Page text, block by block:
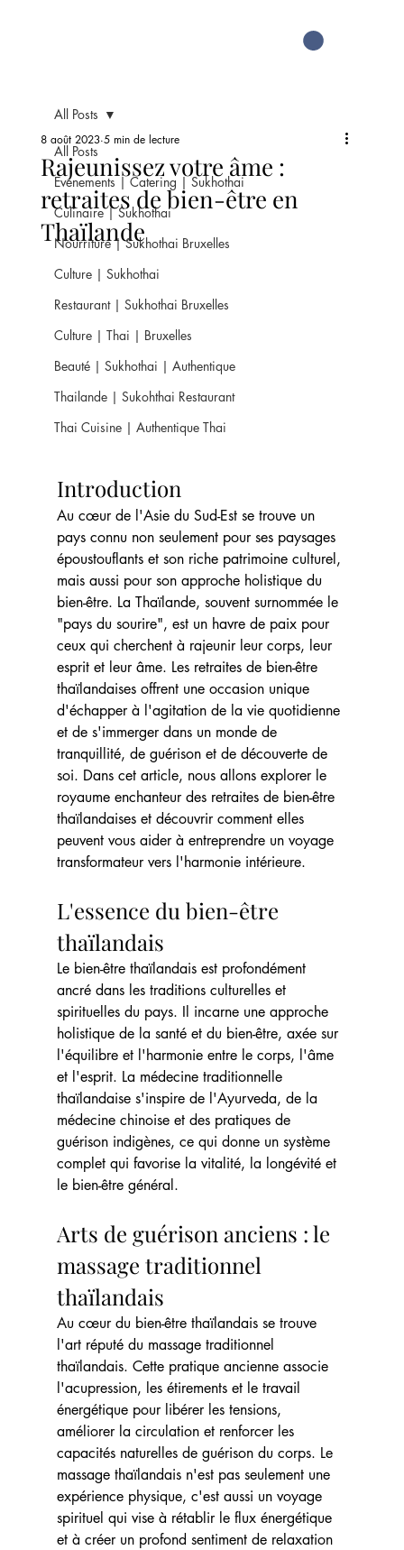
All Posts
Evénements | Catering | Sukhothai
Culinaire | Sukhothai
Nourriture | Sukhothai Bruxelles
Culture | Sukhothai
Restaurant | Sukhothai Bruxelles
Culture | Thai | Bruxelles
Beauté | Sukhothai | Authentique
Thailande | Sukohthai Restaurant
Thai Cuisine | Authentique Thai
All Posts
Rajeunissez votre âme :
retraites de bien-être en
Thaïlande
8 août 2023 5 min de lecture
Introduction
Au cœur de l'Asie du Sud-Est se trouve un
pays connu non seulement pour ses paysages
époustouflants et son riche patrimoine culturel,
mais aussi pour son approche holistique du
bien-être. La Thaïlande, souvent surnommée le
"pays du sourire", est un havre de paix pour
ceux qui cherchent à rajeunir leur corps, leur
esprit et leur âme. Les retraites de bien-être
thaïlandaises offrent une occasion unique
d'échapper à l'agitation de la vie quotidienne
et de s'immerger dans un monde de
tranquillité, de guérison et de découverte de
soi. Dans cet article, nous allons explorer le
royaume enchanteur des retraites de bien-être
thaïlandaises et découvrir comment elles
peuvent vous aider à entreprendre un voyage
transformateur vers l'harmonie intérieure.
L'essence du bien-être
thaïlandais
Le bien-être thaïlandais est profondément
ancré dans les traditions culturelles et
spirituelles du pays. Il incarne une approche
holistique de la santé et du bien-être, axée sur
l'équilibre et l'harmonie entre le corps, l'âme
et l'esprit. La médecine traditionnelle
thaïlandaise s'inspire de l'Ayurveda, de la
médecine chinoise et des pratiques de
guérison indigènes, ce qui donne un système
complet qui favorise la vitalité, la longévité et
le bien-être général.
Arts de guérison anciens : le
massage traditionnel
thaïlandais
Au cœur du bien-être thaïlandais se trouve
l'art réputé du massage traditionnel
thaïlandais. Cette pratique ancienne associe
l'acupression, les étirements et le travail
énergétique pour libérer les tensions,
améliorer la circulation et renforcer les
capacités naturelles de guérison du corps. Le
massage thaïlandais n'est pas seulement une
expérience physique, c'est aussi un voyage
spirituel qui vise à rétablir le flux énergétique
et à créer un profond sentiment de relaxation